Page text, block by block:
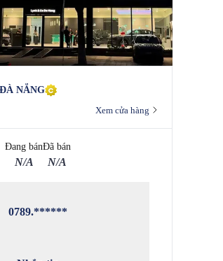
NẴNG
Xem cửa hàng
Đang bán
N/A
Đã bán
N/A
0789.******